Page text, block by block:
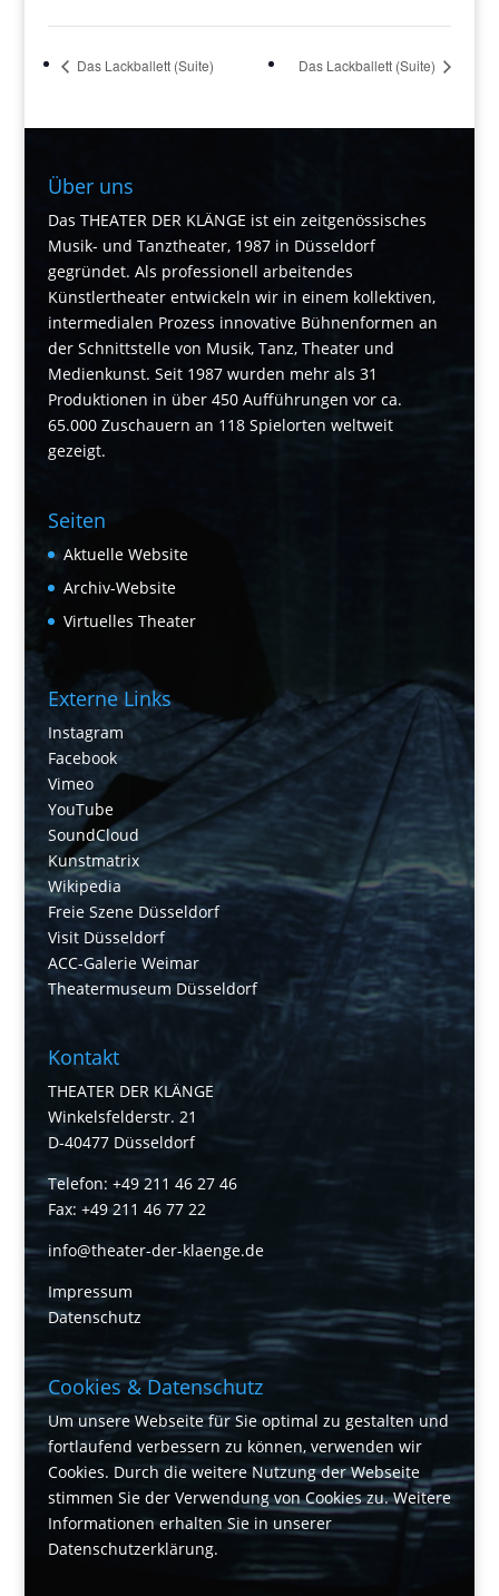
Das Lackballett (Suite) Das Lackballett (Suite)
Über uns
Das THEATER DER KLÄNGE ist ein zeitgenössisches
Musik- und Tanztheater, 1987 in Düsseldorf
gegründet. Als professionell arbeitendes
Künstlertheater entwickeln wir in einem kollektiven,
intermedialen Prozess innovative Bühnenformen an
der Schnittstelle von Musik, Tanz, Theater und
Medienkunst. Seit 1987 wurden mehr als 31
Produktionen in über 450 Aufführungen vor ca.
65.000 Zuschauern an 118 Spielorten weltweit
gezeigt.
Seiten
Aktuelle Website
Archiv-Website
Virtuelles Theater
Externe Links
Instagram
Facebook
Vimeo
YouTube
SoundCloud
Kunstmatrix
Wikipedia
Freie Szene Düsseldorf
Visit Düsseldorf
ACC-Galerie Weimar
Theatermuseum Düsseldorf
Kontakt
THEATER DER KLÄNGE
Winkelsfelderstr. 21
D-40477 Düsseldorf
Telefon: +49 211 46 27 46
Fax: +49 211 46 77 22
info@theater-der-klaenge.de
Impressum
Datenschutz
Cookies & Datenschutz
Um unsere Webseite für Sie optimal zu gestalten und
fortlaufend verbessern zu können, verwenden wir
Cookies. Durch die weitere Nutzung der Webseite
stimmen Sie der Verwendung von Cookies zu. Weitere
Informationen erhalten Sie in unserer
Datenschutzerklärung.